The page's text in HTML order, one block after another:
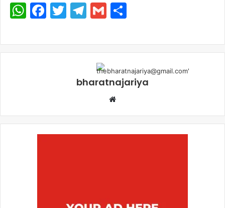
WhatsApp
Facebook
Twitter
Telegram
Gmail
bharatnajariya